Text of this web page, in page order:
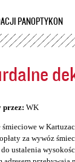
PANOPTYKON
przez: WK
śmieciowe w
za wywóz
ustalenia